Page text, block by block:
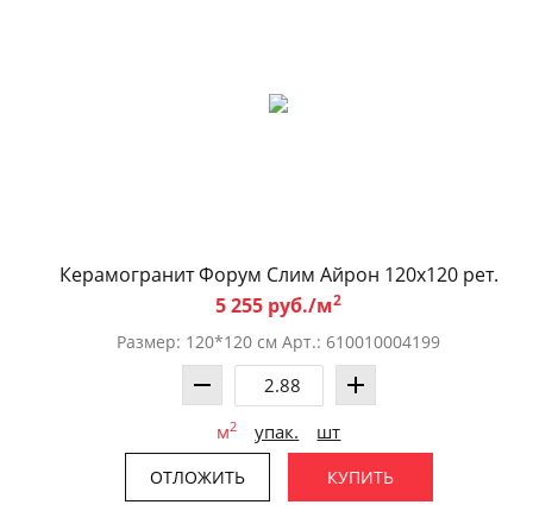
Керамогранит Форум Слим Айрон 120x120 рет.
5 255 руб./м2
Размер: 120*120 см Арт.: 610010004199
м2 упак. шт
ОТЛОЖИТЬ КУПИТЬ